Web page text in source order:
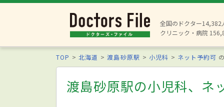
全国のドクター14,382
クリニック・病院
TOP 北海道 渡島砂原駅 小児科 ネット予約可
渡島砂原駅の小児科、ネ